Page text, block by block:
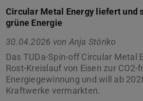
Circular Metal Energy liefert und
grüne Energie
30.04.2026 von Anja Störiko
Das TUDa-Spin-off Circular Metal
Rost-Kreislauf von Eisen zur CO2-
Energiegewinnung und will ab
Kraftwerke vermarkten.